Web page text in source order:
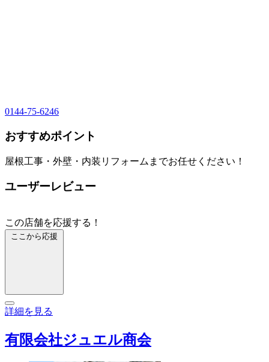
0144-75-6246
おすすめポイント
屋根工事・外壁・内装リフォームまでお任せください！
ユーザーレビュー
この店舗を応援する！
ここから応援
詳細を見る
有限会社ジュエル商会